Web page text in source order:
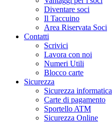
Diventare soci
Il Taccuino
Area Riservata Soci
Contatti
Scrivici
Lavora con noi
Numeri Utili
Blocco carte
Sicurezza
Sicurezza informatica
Carte di pagamento
Sportello ATM
Sicurezza Online